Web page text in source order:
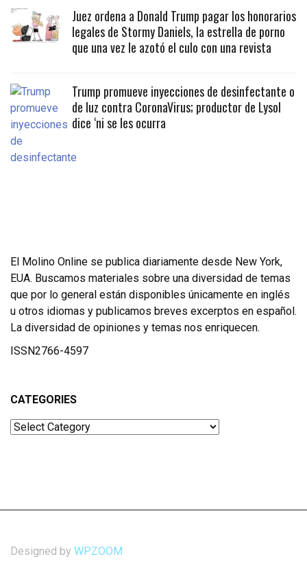
Juez ordena a Donald Trump pagar los honorarios
legales de Stormy Daniels, la estrella de porno
que una vez le azotó el culo con una revista
Trump promueve inyecciones de desinfectante o
de luz contra CoronaVirus; productor de Lysol
dice ‘ni se les ocurra
El Molino Online se publica diariamente desde New York,
EUA. Buscamos materiales sobre una diversidad de temas
que por lo general están disponibles únicamente en inglés
u otros idiomas y publicamos breves excerptos en español.
La diversidad de opiniones y temas nos enriquecen.
ISSN2766-4597
CATEGORIES
Categories
Designed by WPZOOM